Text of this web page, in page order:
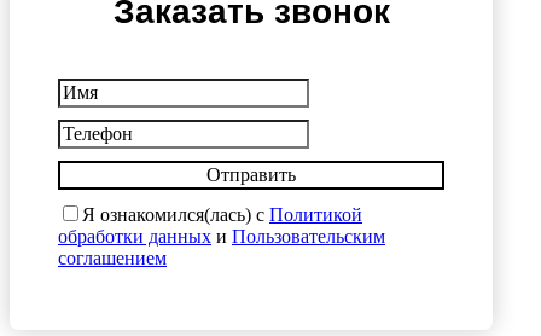
Заказать звонок
Отправить
Я ознакомился(лась) с Политикой
обработки данных и Пользовательским
соглашением